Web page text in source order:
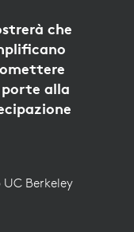
che
alla
Berkeley